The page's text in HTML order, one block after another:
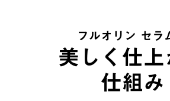
フルオリン セラ
美しく仕上
仕組み